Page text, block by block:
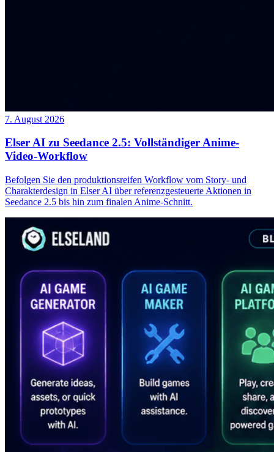
7. August 2026
Elser AI zu Seedance 2.5: Vollständiger Anime-
Video-Workflow
Befolgen Sie den produktionsreifen Workflow vom Story- und
Charakterdesign in Elser AI über referenzgesteuerte Aktionen in
Seedance 2.5 bis hin zum finalen Anime-Schnitt.